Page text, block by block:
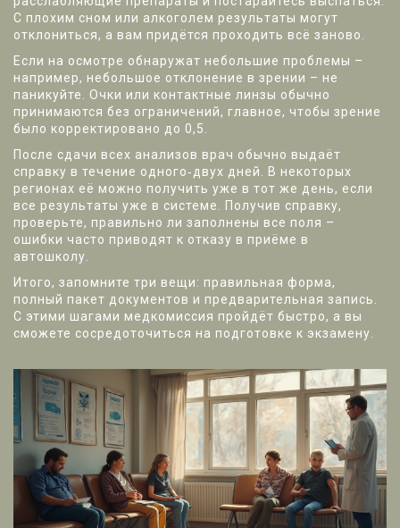
С плохим сном или алкоголем результаты могут
отклониться, а вам придётся проходить всё заново.
Если на осмотре обнаружат небольшие проблемы –
например, небольшое отклонение в зрении – не
паникуйте. Очки или контактные линзы обычно
принимаются без ограничений, главное, чтобы зрение
было корректировано до 0,5.
После сдачи всех анализов врач обычно выдаёт
справку в течение одного‑двух дней. В некоторых
регионах её можно получить уже в тот же день, если
все результаты уже в системе. Получив справку,
проверьте, правильно ли заполнены все поля –
ошибки часто приводят к отказу в приёме в
автошколу.
Итого, запомните три вещи: правильная форма,
полный пакет документов и предварительная запись.
С этими шагами медкомиссия пройдёт быстро, а вы
сможете сосредоточиться на подготовке к экзамену.